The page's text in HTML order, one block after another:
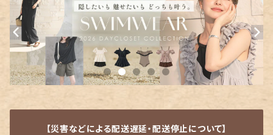
【災害などによる配送遅延・配送停止について】